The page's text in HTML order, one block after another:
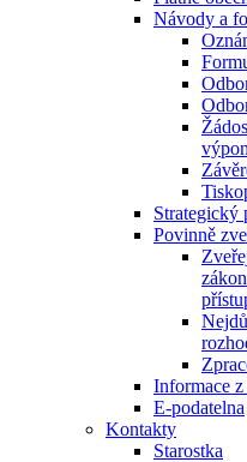
Návody a
Strategický
Povinně
Informace
E-podatelna
Kontakty
Starostka